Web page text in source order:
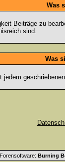
Was
Beiträge zu
sind.
Was
Forensoftware: Burning